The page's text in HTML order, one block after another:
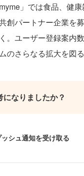
」では食品、健
創パートナー企業を
。ユーザー登録案内
のさらなる拡大を図る
になりましたか？
ッシュ通知を受け取る